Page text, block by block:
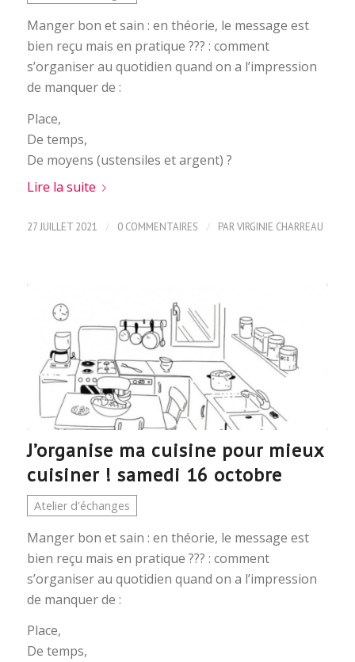
Manger bon et sain : en théorie, le message est
bien reçu mais en pratique ??? : comment
s’organiser au quotidien quand on a l’impression
de manquer de :
Place,
De temps,
De moyens (ustensiles et argent) ?
Lire la suite
27 JUILLET 2021 / 0 COMMENTAIRES / PARVIRGINIE CHARREAU
J’organise ma cuisine pour mieux
cuisiner ! samedi 16 octobre
Atelier d'échanges
Manger bon et sain : en théorie, le message est
bien reçu mais en pratique ??? : comment
s’organiser au quotidien quand on a l’impression
de manquer de :
Place,
De temps,